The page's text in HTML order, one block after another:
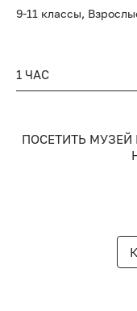
9-11 классы,
1 ЧАС
ПОСЕТИТЬ